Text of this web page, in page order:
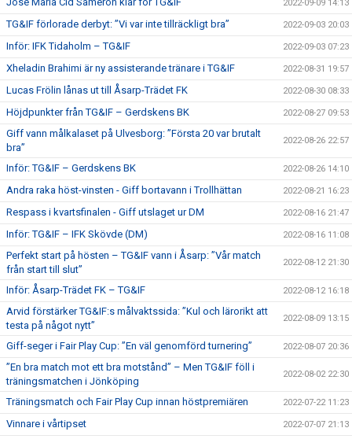
2022-09-09 14:13
TG&IF förlorade derbyt: ”Vi var inte tillräckligt bra” 2022-09-03 20:03
Inför: IFK Tidaholm – TG&IF 2022-09-03 07:23
Xheladin Brahimi är ny assisterande tränare i TG&IF 2022-08-31 19:57
Lucas Frölin lånas ut till Åsarp-Trädet FK 2022-08-30 08:33
Höjdpunkter från TG&IF – Gerdskens BK 2022-08-27 09:53
Giff vann målkalaset på Ulvesborg: ”Första 20 var brutalt
bra”
2022-08-26 22:57
Inför: TG&IF – Gerdskens BK 2022-08-26 14:10
Andra raka höst-vinsten - Giff bortavann i Trollhättan 2022-08-21 16:23
Respass i kvartsfinalen - Giff utslaget ur DM 2022-08-16 21:47
Inför: TG&IF – IFK Skövde (DM) 2022-08-16 11:08
Perfekt start på hösten – TG&IF vann i Åsarp: ”Vår match
från start till slut”
2022-08-12 21:30
Inför: Åsarp-Trädet FK – TG&IF 2022-08-12 16:18
Arvid förstärker TG&IF:s målvaktssida: ”Kul och lärorikt att
testa på något nytt”
2022-08-09 13:15
Giff-seger i Fair Play Cup: ”En väl genomförd turnering” 2022-08-07 20:36
”En bra match mot ett bra motstånd” – Men TG&IF föll i
träningsmatchen i Jönköping
2022-08-02 22:30
Träningsmatch och Fair Play Cup innan höstpremiären 2022-07-22 11:23
Vinnare i vårtipset 2022-07-07 21:13